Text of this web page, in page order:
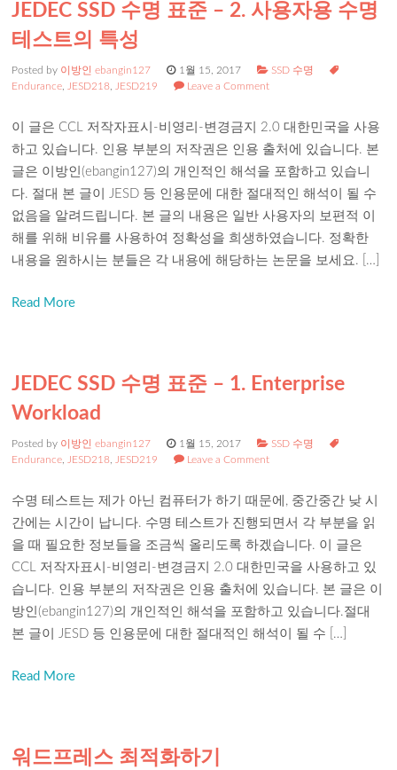
JEDEC SSD 수명 표준 – 2. 사용자용 수명
테스트의 특성
Posted by 이방인 ebangin127 1월 15, 2017
SSD 수명
Endurance
JESD218 JESD219 Leave a Comment
이 글은 CCL 저작자표시-비영리-변경금지 2.0 대한민국을 사용
하고 있습니다. 인용 부분의 저작권은 인용 출처에 있습니다. 본
글은 이방인(ebangin127)의 개인적인 해석을 포함하고 있습니
다. 절대 본 글이 JESD 등 인용문에 대한 절대적인 해석이 될 수
없음을 알려드립니다. 본 글의 내용은 일반 사용자의 보편적 이
해를 위해 비유를 사용하여 정확성을 희생하였습니다. 정확한
내용을 원하시는 분들은 각 내용에 해당하는 논문을 보세요. […]
Read More
JEDEC SSD 수명 표준 – 1. Enterprise
Workload
Posted by 이방인 ebangin127 1월 15, 2017
SSD 수명
Endurance
JESD218 JESD219 Leave a Comment
수명 테스트는 제가 아닌 컴퓨터가 하기 때문에, 중간중간 낮 시
간에는 시간이 납니다. 수명 테스트가 진행되면서 각 부분을 읽
을 때 필요한 정보들을 조금씩 올리도록 하겠습니다. 이 글은
CCL 저작자표시-비영리-변경금지 2.0 대한민국을 사용하고 있
습니다. 인용 부분의 저작권은 인용 출처에 있습니다. 본 글은 이
방인(ebangin127)의 개인적인 해석을 포함하고 있습니다.절대
본 글이 JESD 등 인용문에 대한 절대적인 해석이 될 수 […]
Read More
워드프레스 최적화하기